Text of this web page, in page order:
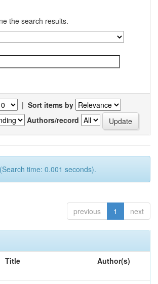
the search results.
| Sort items by
Authors/record
time: 0.001 seconds).
previous 1 next
Title Author(s)